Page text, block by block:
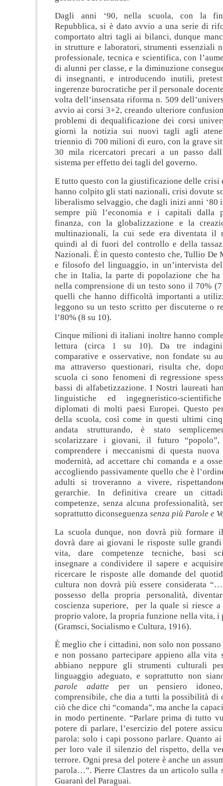
Dagli anni ‘90, nella scuola, con la
Repubblica, si è dato avvio a una serie di
comportato altri tagli ai bilanci, dunque
in strutture e laboratori, strumenti essenziali
professionale, tecnica e scientifica, con
di alunni per classe, e la diminuzione
di insegnanti, e introducendo inutili,
ingerenze burocratiche per il personale
volta dell’insensata riforma n. 509
avvio ai corsi 3+2, creando ulteriore
problemi di dequalificazione dei corsi
giorni la notizia sui nuovi tagli agli
triennio di 700 milioni di euro, con la grave
30 mila ricercatori precari a un passo
sistema per effetto dei tagli del governo.
E tutto questo con la giustificazione delle crisi
hanno colpito gli stati nazionali, crisi dovute
liberalismo selvaggio, che dagli inizi anni ‘80
sempre più l’economia e i capitali dalla
finanza, con la globalizzazione e la
multinazionali, la cui sede era diventata il
quindi al di fuori del controllo e della
Nazionali. È in questo contesto che, Tullio De
e filosofo del linguaggio, in un’intervista
che in Italia, la parte di popolazione che
nella comprensione di un testo sono il 70%
quelli che hanno difficoltà importanti a
leggono su un testo scritto per discuterne o
l’80% (8 su 10).
Cinque milioni di italiani inoltre hanno
lettura (circa 1 su 10). Da tre indagini
comparative e osservative, non fondate su
ma attraverso questionari, risulta che,
scuola ci sono fenomeni di regressione
bassi di alfabetizzazione. I Nostri laureati
linguistiche ed ingegneristico-
diplomati di molti paesi Europei. Questo
della scuola, così come in questi ultimi
andata strutturando, è stato
scolarizzare i giovani, il futuro
comprendere i meccanismi di questa
modernità, ad accettare chi comanda e a
accogliendo passivamente quello che è
adulti si troveranno a vivere,
gerarchie. In definitiva creare un
competenze, senza alcuna professionalità,
soprattutto diconseguenza senza più Parole e
La scuola dunque, non dovrà più formare
dovrà dare ai giovani le risposte sulle
vita, dare competenze tecniche, basi
insegnare a condividere il sapere e
ricercare le risposte alle domande del
cultura non dovrà più essere considerata
possesso della propria personalità,
coscienza superiore, per la quale si riesce
proprio valore, la propria funzione nella vita,
(Gramsci, Socialismo e Cultura, 1916).
È meglio che i cittadini, non solo non
e non possano partecipare appieno alla vita
abbiano neppure gli strumenti culturali
linguaggio adeguato, e soprattutto non
parole adatte per un pensiero
comprensibile, che dia a tutti la possibilità di
ciò che dice chi “comanda”, ma anche la
in modo pertinente. “Parlare prima di tutto
potere di parlare, l’esercizio del potere
parola: solo i capi possono parlare. Quanto
per loro vale il silenzio del rispetto, della
terrore. Ogni presa del potere è anche un
parola…”. Pierre Clastres da un articolo sulla
Guaranì del Paraguai.